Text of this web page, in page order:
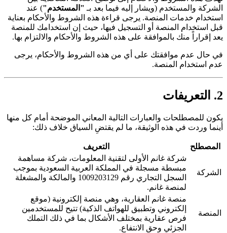
الشركة والمستخدم (ويشار إليه فيما بعد بـ "المستخدم") عند
استخدام خدمات المنصة. يرجى قراءة هذه الشروط والأحكام بعناية
قبل استخدام المنصة أو التسجيل فيها، حيث إن استخدامك للمنصة
يعد إقراراً منك بالموافقة على هذه الشروط والأحكام والالتزام بها.
في حال عدم موافقتك على أي من هذه الشروط والأحكام، يرجى
عدم استخدام المنصة.
2. التعريفات
يكون للمصطلحات والعبارات التالية المعاني الموضحة أمام كل منها
أينما وردت في هذه الوثيقة، ما لم يقتضِ السياق خلاف ذلك:
المصطلح التعريف
الشركة
شركة غانم الأولى لتقنية المعلومات، شركة مساهمة
مبسطة مسجلة في المملكة العربية السعودية بموجب
السجل التجاري رقم 1009203129 والمالكة والمشغلة
لمنصة غانم.
المنصة
منصة غانم العقارية، وهي منصة إلكترونية (موقع
إلكتروني وتطبيق للهواتف الذكية) تتيح للمستخدمين
فرص عقارية بمختلف الأشكال بما في ذلك التملك
الجزئي وحق الانتفاع.